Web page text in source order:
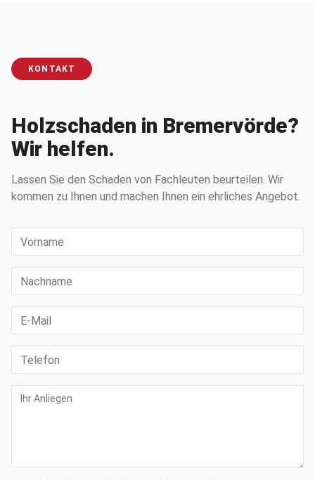
KONTAKT
Holzschaden in Bremervörde?
Wir helfen.
Lassen Sie den Schaden von Fachleuten beurteilen. Wir
kommen zu Ihnen und machen Ihnen ein ehrliches Angebot.